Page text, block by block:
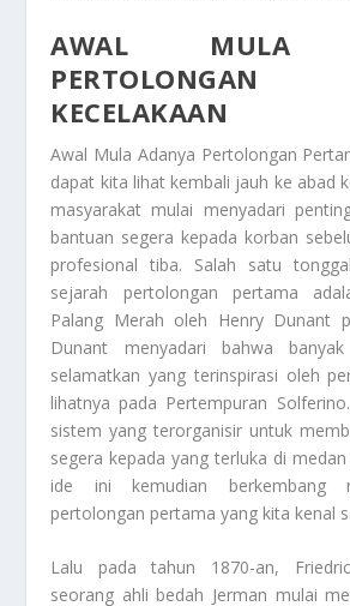
AWAL MULA
PERTOLONGAN
KECELAKAAN
Awal Mula Adanya Pertolongan
dapat kita lihat kembali jauh ke abad
masyarakat mulai menyadari
bantuan segera kepada korban
profesional tiba. Salah satu
sejarah pertolongan pertama
Palang Merah oleh Henry Dunant
Dunant menyadari bahwa
selamatkan yang terinspirasi oleh
lihatnya pada Pertempuran
sistem yang terorganisir untuk
segera kepada yang terluka di medan
ide ini kemudian berkembang
pertolongan pertama yang kita kenal
Lalu pada tahun 1870-an,
seorang ahli bedah Jerman mulai